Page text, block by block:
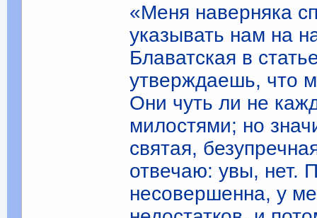
«Меня наверняка
указывать нам на
Блаватская в
утверждаешь, что
Они чуть ли не
милостями; но
святая,
отвечаю: увы, нет.
несовершенна, у